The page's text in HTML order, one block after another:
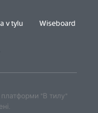
v tylu Wiseboard
"В тилу"